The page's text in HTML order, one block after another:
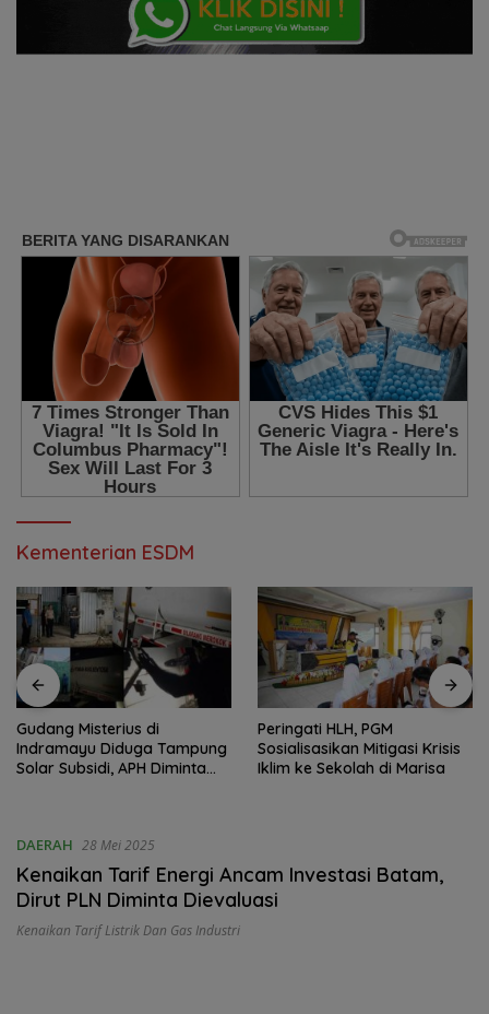
Kementerian ESDM
Gudang Misterius di
Indramayu Diduga Tampung
Solar Subsidi, APH Diminta
Peringati HLH, PGM
Sosialisasikan Mitigasi Krisis
Iklim ke Sekolah di Marisa
DAERAH 28 Mei 2025
Kenaikan Tarif Energi Ancam Investasi Batam,
Dirut PLN Diminta Dievaluasi
Kenaikan Tarif Listrik Dan Gas Industri